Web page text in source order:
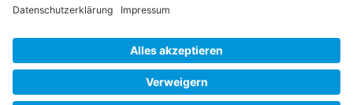
5. November 2024